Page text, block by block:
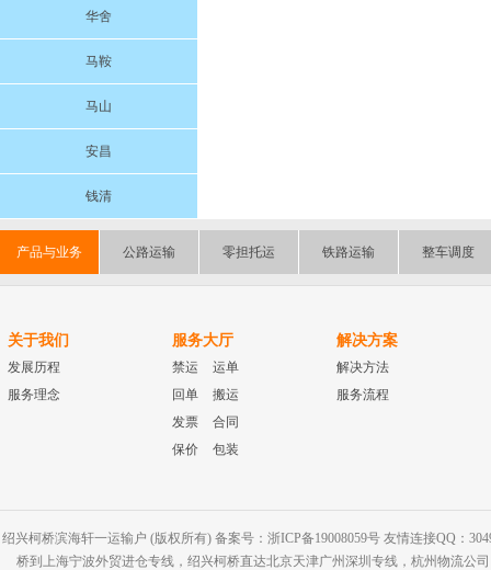
华舍
马鞍
马山
安昌
钱清
产品与业务 公路运输 零担托运 铁路运输 整车调度
关于我们
发展历程
服务理念
服务大厅
禁运
运单
回单
搬运
发票
合同
保价
包装
解决方案
解决方法
服务流程
绍兴柯桥滨海轩一运输户 (版权所有) 备案号：浙ICP备19008059号 友情连接QQ：
桥到上海宁波外贸进仓专线，绍兴柯桥直达北京天津广州深圳专线，杭州物流公